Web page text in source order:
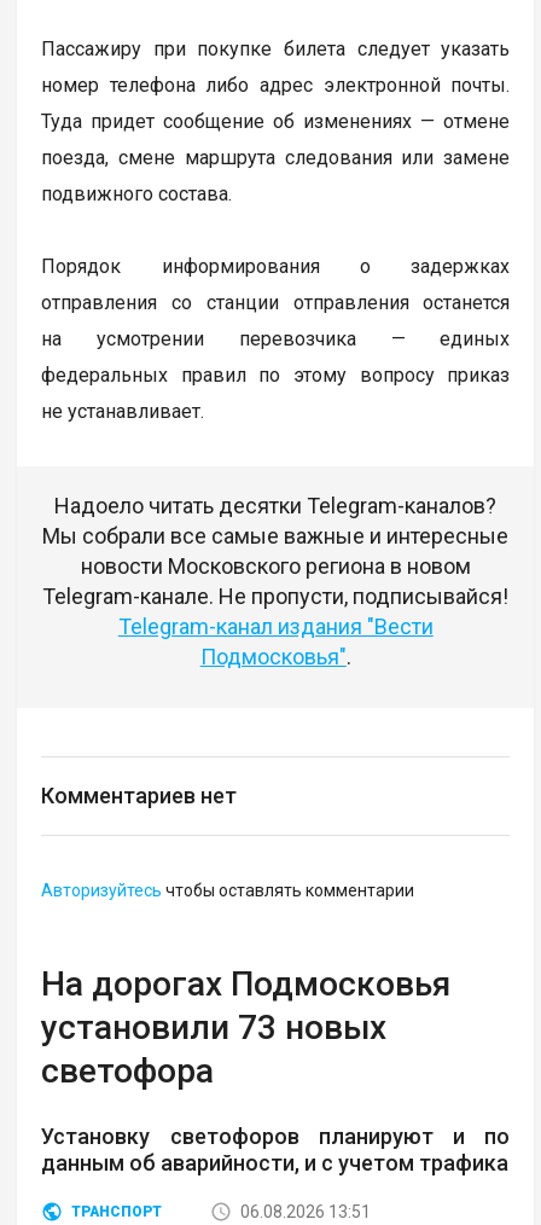
Пассажиру при покупке билета следует указать
номер телефона либо адрес электронной почты.
Туда придет сообщение об изменениях — отмене
поезда, смене маршрута следования или замене
подвижного состава.
Порядок информирования о задержках
отправления со станции отправления останется
на усмотрении перевозчика — единых
федеральных правил по этому вопросу приказ
не устанавливает.
Надоело читать десятки Telegram-каналов?
Мы собрали все самые важные и интересные
новости Московского региона в новом
Telegram-канале. Не пропусти, подписывайся!
Telegram-канал издания "Вести
Подмосковья".
Комментариев нет
Авторизуйтесь чтобы оставлять комментарии
На дорогах Подмосковья
установили 73 новых
светофора
Установку светофоров планируют и по
данным об аварийности, и с учетом трафика
ТРАНСПОРТ
06.08.2026 13:51